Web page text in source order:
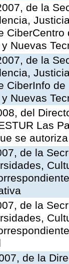
de la
Nuevas
de la
CiberInfo
Nuevas
del
Las
se
de la
de la
de la